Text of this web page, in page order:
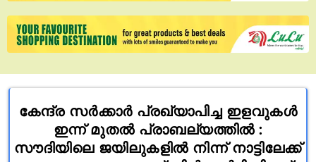
കേന്ദ്ര സർക്കാർ പ്രഖ്യാപിച്ച ഇളവുകൾ
ഇന്ന് മുതൽ പ്രാബല്യത്തിൽ :
സൗദിയിലെ ജയിലുകളിൽ നിന്ന് നാട്ടിലേക്ക്